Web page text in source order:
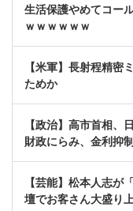
生活保護やめてコー
ｗｗｗｗｗｗ
【米軍】長射程精
ためか
【政治】高市首相
財政にらみ、金利抑
【芸能】松本人志
壇でお客さん大盛り